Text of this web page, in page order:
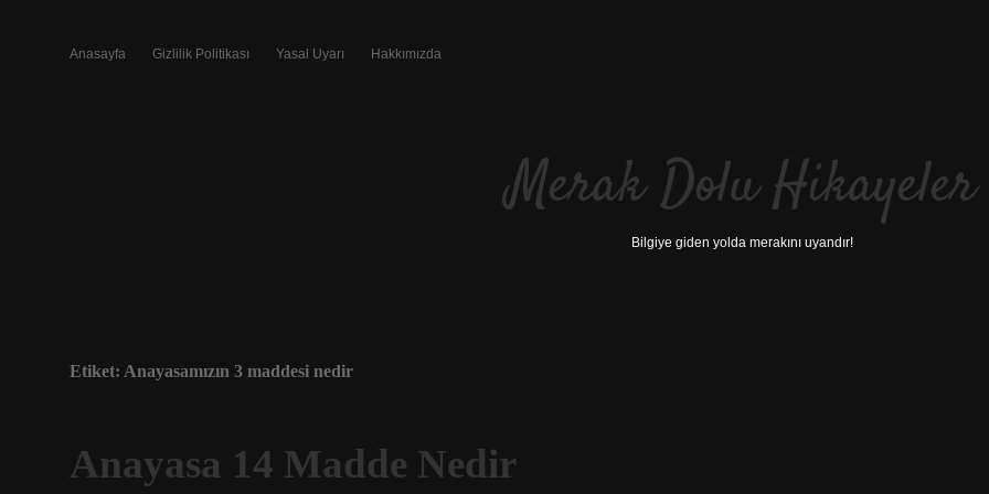
Anasayfa Gizlilik Politikası Yasal Uyarı Hakkımızda
Merak Dolu Hikayeler
Bilgiye giden yolda merakını uyandır!
Etiket: Anayasamızın 3 maddesi nedir
Anayasa 14 Madde Nedir